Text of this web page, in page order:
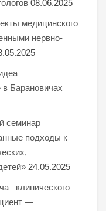
08.06.2025
медицинского
нервно-
Барановичах
семинар
подходы к
24.05.2025
–клинического
—